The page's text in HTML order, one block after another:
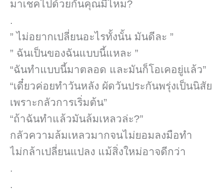
มาเชคไปด้วยกันคุณมีไหม?
.
” ไม่อยากเปลี่ยนอะไรทั้งนั้น มันดีละ ”
” ฉันเป็นของฉันแบบนี้แหละ ”
“ฉันทำแบบนี้มาตลอด และมันก็โอเคอยู่แล้ว”
“เดี๋ยวค่อยทำวันหลัง ผัดวันประกันพรุ่งเป็นนิสัย
เพราะกลัวการเริ่มต้น”
“ถ้าฉันทำแล้วมันล้มเหลวล่ะ?”
กลัวความล้มเหลวมากจนไม่ยอมลงมือทำ
ไม่กล้าเปลี่ยนแปลง แม้สิ่งใหม่อาจดีกว่า
.
.